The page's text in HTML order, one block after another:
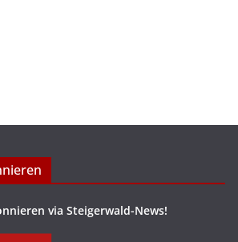
via Steigerwald-News!